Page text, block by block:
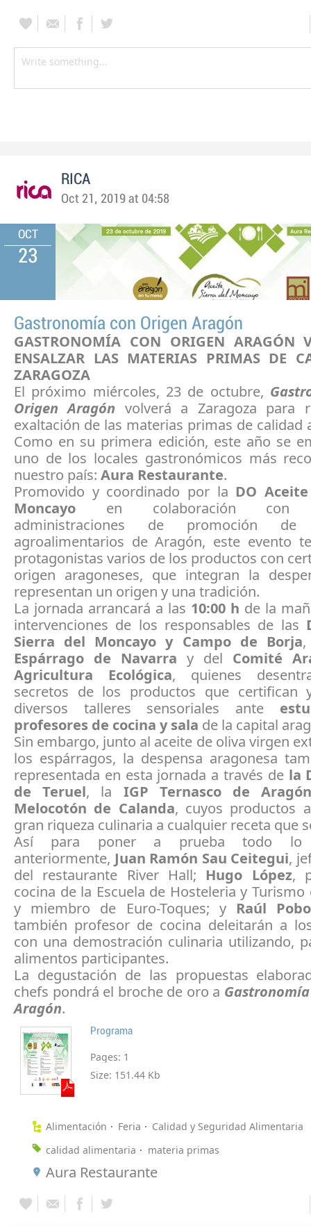
RICA
Oct 21, 2019 at 04:58
OCT
23
Gastronomía con Origen Aragón
GASTRONOMÍA CON ORIGEN ARAGÓN
ENSALZAR LAS MATERIAS PRIMAS DE
ZARAGOZA
El próximo miércoles, 23 de octubre,
Origen Aragón volverá a Zaragoza para
exaltación de las materias primas de calidad
Como en su primera edición, este año se
uno de los locales gastronómicos más
nuestro país: Aura Restaurante.
Promovido y coordinado por la DO
Moncayo en colaboración con
administraciones de promoción de
agroalimentarios de Aragón, este evento
protagonistas varios de los productos con
origen aragoneses, que integran la
representan un origen y una tradición.
La jornada arrancará a las 10:00 h de la
intervenciones de los responsables de las
Sierra del Moncayo y Campo de Borja
Espárrago de Navarray del Comité
Agricultura Ecológica, quienes
secretos de los productos que certifican
diversos talleres sensoriales ante
profesores de cocina y sala de la capital
Sin embargo, junto al aceite de oliva virgen
los espárragos, la despensa aragonesa
representada en esta jornada a través de la
de Teruel, la IGP Ternasco de
Melocotón de Calanda, cuyos productos
gran riqueza culinaria a cualquier receta que
Así para poner a prueba todo lo
anteriormente, Juan Ramón Sau Ceitegui,
del restaurante River Hall; Hugo López,
cocina de la Escuela de Hosteleria y
y miembro de Euro-Toques; y Raúl
también profesor de cocina deleitarán a
con una demostración culinaria utilizando,
alimentos participantes.
La degustación de las propuestas
chefs pondrá el broche de oro a
Aragón.
Programa
Pages: 1
Size: 151.44 Kb
Alimentación Feria
Calidad y Seguridad Alimentaria
calidad alimentaria
materia primas
Aura Restaurante